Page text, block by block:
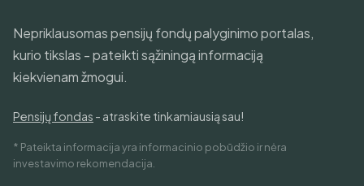
Nepriklausomas pensijų fondų palyginimo portalas,
kurio tikslas - pateikti sąžiningą informaciją
kiekvienam žmogui.
Pensijų fondas - atraskite tinkamiausią sau!
* Pateikta informacija yra informacinio pobūdžio ir nėra
investavimo rekomendacija.